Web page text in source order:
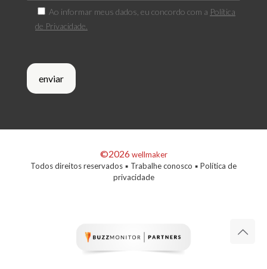
Ao informar meus dados, eu concordo com a Política
de Privacidade.
©2026wellmaker
Todos direitos reservados ▪ Trabalhe conosco ▪ Política de
privacidade